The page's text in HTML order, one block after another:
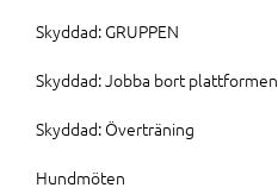
Skyddad: GRUPPEN
Skyddad: Jobba bort plattformen
Skyddad: Överträning
Hundmöten